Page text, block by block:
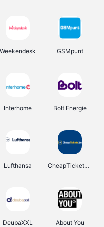
Weekendesk GSMpunt
Interhome Bolt Energie
Lufthansa CheapTickets.be
DeubaXXL About You